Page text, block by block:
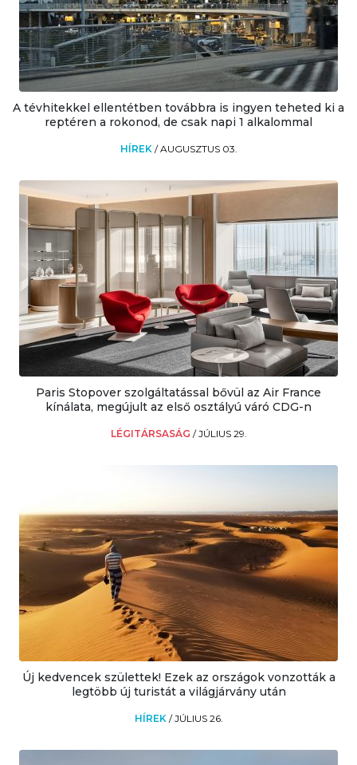
A tévhitekkel ellentétben továbbra is ingyen teheted ki a
reptéren a rokonod, de csak napi 1 alkalommal
HÍREK /AUGUSZTUS 03.
Paris Stopover szolgáltatással bővül az Air France
kínálata, megújult az első osztályú váró CDG-n
LÉGITÁRSASÁG /JÚLIUS 29.
Új kedvencek születtek! Ezek az országok vonzották a
legtöbb új turistát a világjárvány után
HÍREK /JÚLIUS 26.